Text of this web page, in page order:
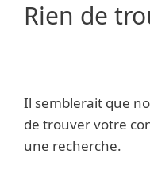
Rien de
Il semblerait que
de trouver votre
une recherche.